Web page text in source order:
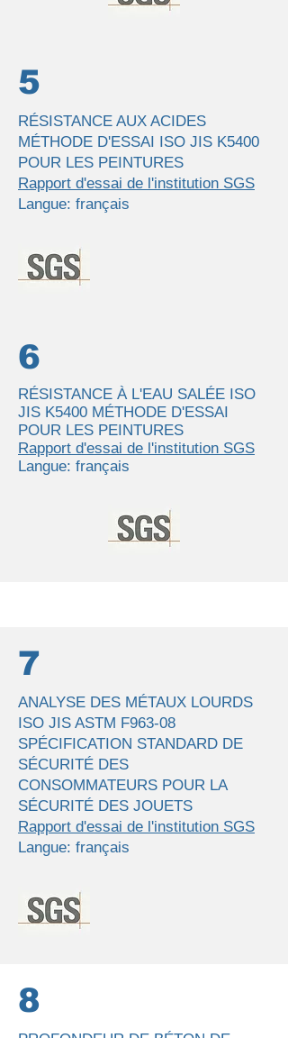
5
RÉSISTANCE AUX ACIDES
MÉTHODE D'ESSAI ISO JIS K5400
POUR LES PEINTURES
Rapport d'essai de l'institution SGS
Langue: français
6
RÉSISTANCE À L'EAU SALÉE ISO
JIS K5400 MÉTHODE D'ESSAI
POUR LES PEINTURES
Rapport d'essai de l'institution SGS
Langue: français
7
ANALYSE DES MÉTAUX LOURDS
ISO JIS ASTM F963-08
SPÉCIFICATION STANDARD DE
SÉCURITÉ DES
CONSOMMATEURS POUR LA
SÉCURITÉ DES JOUETS
Rapport d'essai de l'institution SGS
Langue: français
8